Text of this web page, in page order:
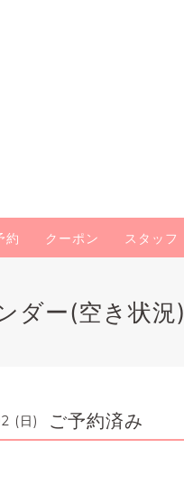
約 クーポン スタッフ
ダー(空き状況)
(日) ご予約済み